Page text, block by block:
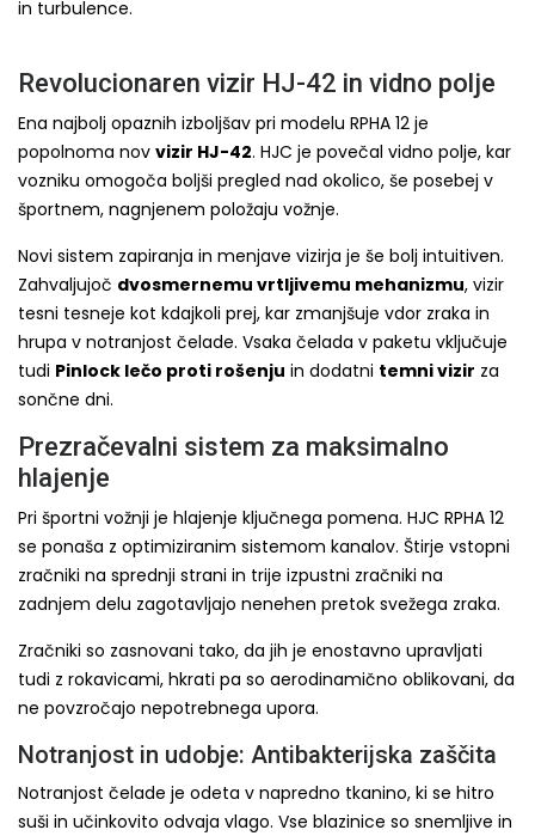
in turbulence.
Revolucionaren vizir HJ-42 in vidno polje
Ena najbolj opaznih izboljšav pri modelu RPHA 12 je
popolnoma nov vizir HJ-42. HJC je povečal vidno polje, kar
vozniku omogoča boljši pregled nad okolico, še posebej v
športnem, nagnjenem položaju vožnje.
Novi sistem zapiranja in menjave vizirja je še bolj intuitiven.
Zahvaljujoč dvosmernemu vrtljivemu mehanizmu, vizir
tesni tesneje kot kdajkoli prej, kar zmanjšuje vdor zraka in
hrupa v notranjost čelade. Vsaka čelada v paketu vključuje
tudi Pinlock lečo proti rošenju in dodatni temni vizir za
sončne dni.
Prezračevalni sistem za maksimalno
hlajenje
Pri športni vožnji je hlajenje ključnega pomena. HJC RPHA 12
se ponaša z optimiziranim sistemom kanalov. Štirje vstopni
zračniki na sprednji strani in trije izpustni zračniki na
zadnjem delu zagotavljajo nenehen pretok svežega zraka.
Zračniki so zasnovani tako, da jih je enostavno upravljati
tudi z rokavicami, hkrati pa so aerodinamično oblikovani, da
ne povzročajo nepotrebnega upora.
Notranjost in udobje: Antibakterijska zaščita
Notranjost čelade je odeta v napredno tkanino, ki se hitro
suši in učinkovito odvaja vlago. Vse blazinice so snemljive in